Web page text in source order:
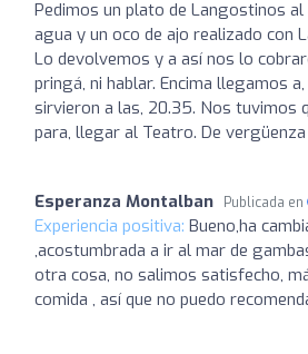
Pedimos un plato de Langostinos
agua y un oco de ajo realizado con
Lo devolvemos y a así nos lo
pringá, ni hablar. Encima llegamos
sirvieron a las, 20.35. Nos tuvimos
para, llegar al Teatro. De vergüenza
Esperanza Montalban Publicada en
Experiencia positiva: Bueno,ha
,acostumbrada a ir al mar de
otra cosa, no salimos satisfecho,
comida , así que no puedo